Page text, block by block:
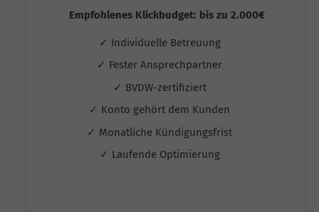
Empfohlenes Klickbudget: bis zu 2.000€
✓ Individuelle Betreuung
✓ Fester Ansprechpartner
✓ BVDW-zertifiziert
✓ Konto gehört dem Kunden
✓ Monatliche Kündigungsfrist
✓ Laufende Optimierung